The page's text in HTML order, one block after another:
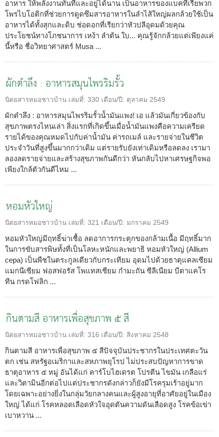
อาหาร ให้พลังงานทันทีและอยู่ได้นาน เป็นอาหารของแบคทีเรียพวก
โพรไบโอติกที่ช่วยการดูดซึมสารอาหารในลำไส้ใหญ่ผลกล้วยใช้เป็น
อาหารได้ทั้งสุกและดิบ ช่อดอกที่เรียกว่าหัวปลีอุดมด้วยคุณ
ประโยชน์ทางโภชนาการ เหง้า ลำต้น ใบ... คุณรู้จักกล้วยแต่เพียงแค่
นี้หรือ ชื่อวิทยาศาสตร์ Musa ...
ผักตำลึง : อาหารสมุนไพรริมรั้ว
นิตยสารหมอชาวบ้าน เล่มที่: 330 เดือน/ปี: ตุลาคม 2549
ผักตำลึง : อาหารสมุนไพรริมรั้วน้ำมันแพง! เอ แล้วมันเกี่ยวข้องกับ
สุขภาพตรงไหนเล่า สิ่งแรกที่เกิดขึ้นเมื่อน้ำมันแพงคือความเครียด
รายได้ของคุณหมดไปกับค่าน้ำมัน ค่ารถเมล์ และรายจ่ายในชีวิต
ประจำวันที่สูงขึ้นมากกว่าเดิม แต่รายรับยังเท่าเดิมหรือลดลง เรามา
ลองลดรายจ่ายและสร้างสุขภาพกันดีกว่า หันกลับไปหาเศรษฐกิจพอ
เพียงใกล้ตัวกันดีไหม ...
หอมหัวใหญ่
นิตยสารหมอชาวบ้าน เล่มที่: 321 เดือน/ปี: มกราคม 2549
หอมหัวใหญ่มีฤทธิ์ฆ่าเชื้อ ลดอาการกระตุกของกล้ามเนื้อ มีฤทธิ์มาก
ในการขับสารพิษทั้งที่เป็นโลหะหนักและพยาธิ หอมหัวใหญ่ (Allium
cepa) เป็นพืชในตระกูลเดียวกับกระเทียม อุดมไปด้วยธาตุแคลเซียม
แมกนีเซียม ฟอสฟอรัส โพแทสเซียม กำมะถัน ซีลีเนียม บีตาแคโร
ทีน กรดโฟลิก ...
กินตามสี อาหารเพื่อสุขภาพ ๕ สี
นิตยสารหมอชาวบ้าน เล่มที่: 316 เดือน/ปี: สิงหาคม 2548
กินตามสี อาหารเพื่อสุขภาพ ๕ สีปัจจุบันประชากรในประเทศตะวัน
ตก เช่น สหรัฐอเมริกาและสหภาพยุโรป ไม่ประสบปัญหาการขาด
ธาตุอาหาร ๕ หมู่ อันได้แก่ คาร์โบไฮเดรต โปรตีน ไขมัน เกลือแร่
และวิตามินอีกต่อไปแต่ประชากรดังกล่าวก็ยังมีโรครุมเร้าอยู่มาก
โดยเฉพาะอย่างยิ่งในกลุ่มวัยกลางคนและผู้สูงอายุที่อาศัยอยู่ในเมือง
ใหญ่ ได้แก่ โรคหลอดเลือดหัวใจอุดตันความดันเลือดสูง โรคข้อเข่า
เบาหวาน ...